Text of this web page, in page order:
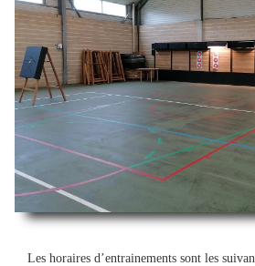
Les horaires d’entrainements sont les